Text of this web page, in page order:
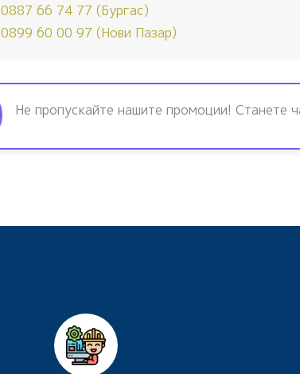
0887 66 74 77 (Бургас)
0899 60 00 97 (Нови Пазар)
Не пропускайте нашите промоции! Станете